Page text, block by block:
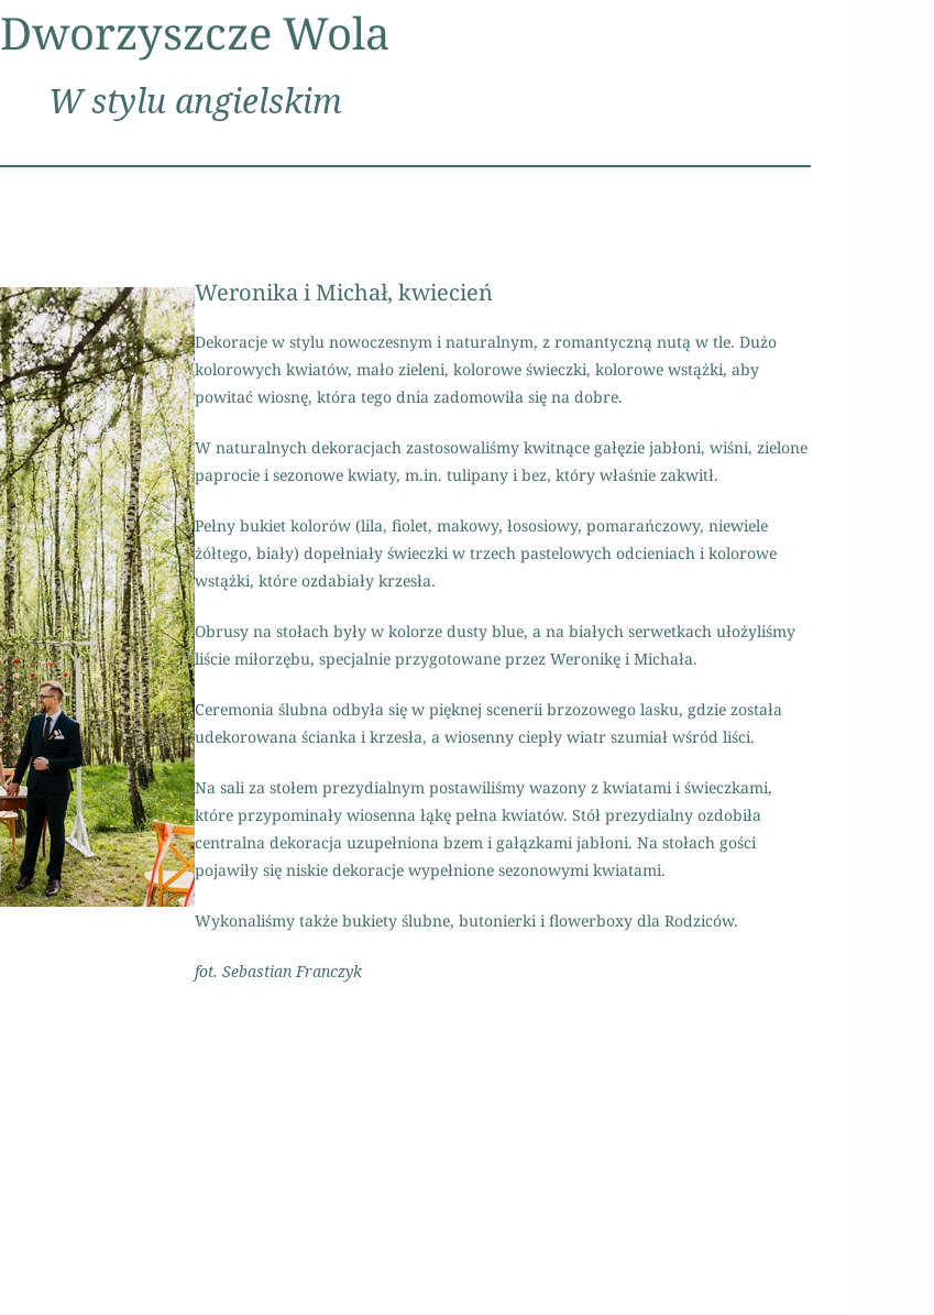
Dworzyszcze Wola
W stylu angielskim
Weronika i Michał, kwiecień
Dekoracje w stylu nowoczesnym i naturalnym, z romantyczną nutą w tle. Dużo
kolorowych kwiatów, mało zieleni, kolorowe świeczki, kolorowe wstążki, aby
powitać wiosnę, która tego dnia zadomowiła się na dobre.
W naturalnych dekoracjach zastosowaliśmy kwitnące gałęzie jabłoni, wiśni, zielone
paprocie i sezonowe kwiaty, m.in. tulipany i bez, który właśnie zakwitł.
Pełny bukiet kolorów (lila, fiolet, makowy, łososiowy, pomarańczowy, niewiele
żółtego, biały) dopełniały świeczki w trzech pastelowych odcieniach i kolorowe
wstążki, które ozdabiały krzesła.
Obrusy na stołach były w kolorze dusty blue, a na białych serwetkach ułożyliśmy
liście miłorzębu, specjalnie przygotowane przez Weronikę i Michała.
Ceremonia ślubna odbyła się w pięknej scenerii brzozowego lasku, gdzie została
udekorowana ścianka i krzesła, a wiosenny ciepły wiatr szumiał wśród liści.
Na sali za stołem prezydialnym postawiliśmy wazony z kwiatami i świeczkami,
które przypominały wiosenna łąkę pełna kwiatów. Stół prezydialny ozdobiła
centralna dekoracja uzupełniona bzem i gałązkami jabłoni. Na stołach gości
pojawiły się niskie dekoracje wypełnione sezonowymi kwiatami.
Wykonaliśmy także bukiety ślubne, butonierki i flowerboxy dla Rodziców.
fot. Sebastian Franczyk